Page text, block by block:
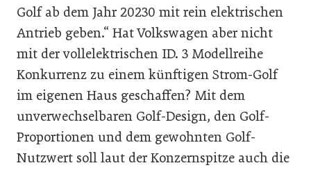
Golf ab dem Jahr 20230 mit rein elektrischen
Antrieb geben.“ Hat Volkswagen aber nicht
mit der vollelektrischen ID. 3 Modellreihe
Konkurrenz zu einem künftigen Strom-Golf
im eigenen Haus geschaffen? Mit dem
unverwechselbaren Golf-Design, den Golf-
Proportionen und dem gewohnten Golf-
Nutzwert soll laut der Konzernspitze auch die